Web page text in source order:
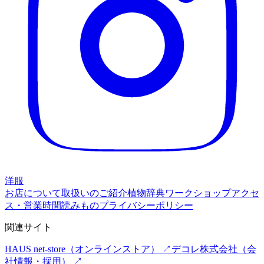
洋服
お店について取扱いのご紹介植物辞典ワークショップアクセ
ス・営業時間読みものプライバシーポリシー
関連サイト
HAUS net-store （オンラインストア） ↗ デコレ株式会社 （会
社情報・採用） ↗